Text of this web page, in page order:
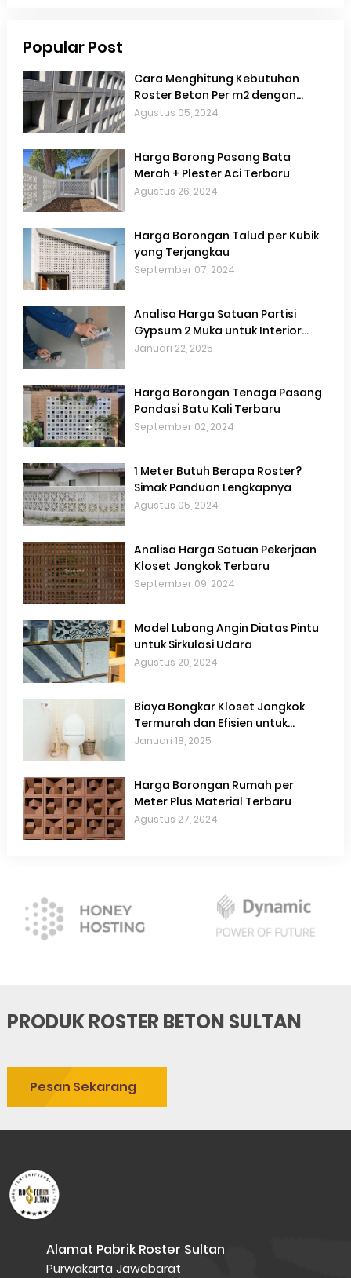
Popular Post
Cara Menghitung Kebutuhan
Roster Beton Per m2 dengan
Akurat
Agustus 05, 2024
Harga Borong Pasang Bata
Merah + Plester Aci Terbaru
Agustus 26, 2024
Harga Borongan Talud per Kubik
yang Terjangkau
September 07, 2024
Analisa Harga Satuan Partisi
Gypsum 2 Muka untuk Interior
Hemat Biaya
Januari 22, 2025
Harga Borongan Tenaga Pasang
Pondasi Batu Kali Terbaru
September 02, 2024
1 Meter Butuh Berapa Roster?
Simak Panduan Lengkapnya
Agustus 05, 2024
Analisa Harga Satuan Pekerjaan
Kloset Jongkok Terbaru
September 09, 2024
Model Lubang Angin Diatas Pintu
untuk Sirkulasi Udara
Agustus 20, 2024
Biaya Bongkar Kloset Jongkok
Termurah dan Efisien untuk
Renovasi Kamar Mandi
Januari 18, 2025
Harga Borongan Rumah per
Meter Plus Material Terbaru
Agustus 27, 2024
PRODUK ROSTER BETON SULTAN
Pesan Sekarang
Alamat Pabrik Roster Sultan
Purwakarta Jawabarat